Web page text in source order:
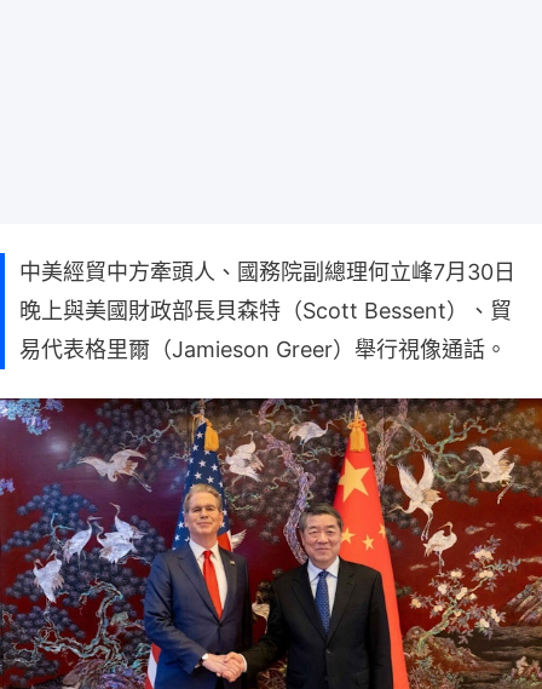
中美經貿中方牽頭人、國務院副總理何立峰7月30日
晚上與美國財政部長貝森特（Scott Bessent）、貿
易代表格里爾（Jamieson Greer）舉行視像通話。